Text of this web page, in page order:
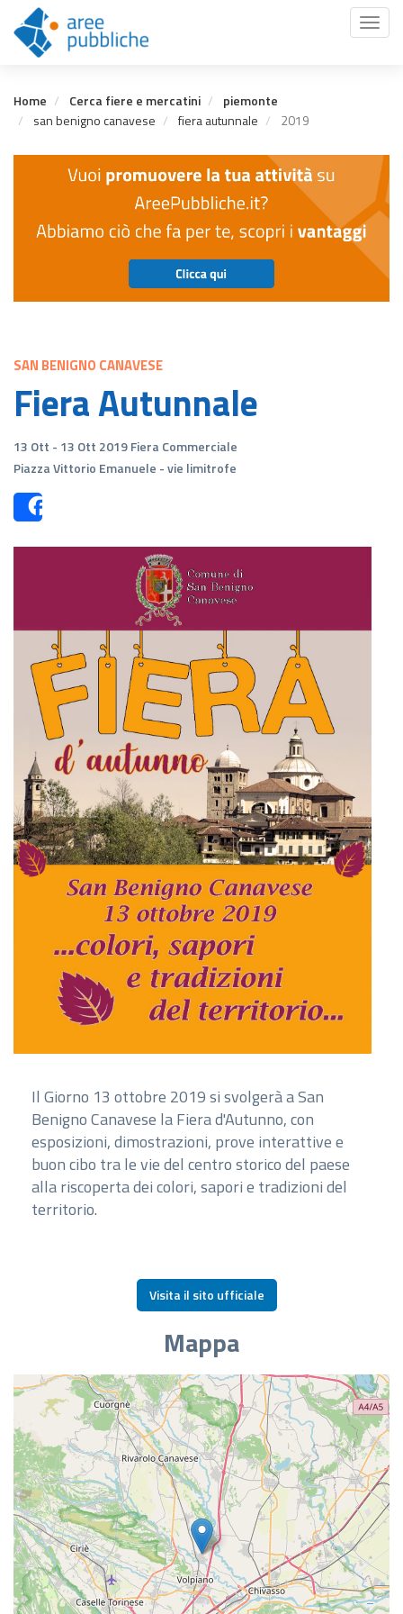
contenuto
principale
Toggle
Home Cerca fiere e mercatini
piemonte
san benigno canavese
fiera autunnale 2019
SAN BENIGNO CANAVESE
Fiera Autunnale
13 Ott - 13 Ott 2019 Fiera Commerciale
Piazza Vittorio Emanuele - vie limitrofe
Il Giorno 13 ottobre 2019 si svolgerà a San
Benigno Canavese la Fiera d'Autunno, con
esposizioni, dimostrazioni, prove interattive e
buon cibo tra le vie del centro storico del paese
alla riscoperta dei colori, sapori e tradizioni del
territorio.
Visita il sito ufficiale
Mappa